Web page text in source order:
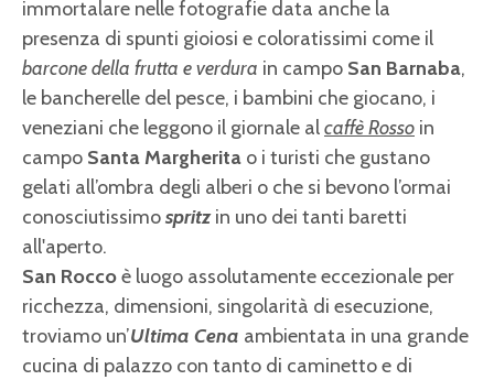
immortalare nelle fotografie data anche la
presenza di spunti gioiosi e coloratissimi come il
barcone della frutta e verdura in campo San Barnaba,
le bancherelle del pesce, i bambini che giocano, i
veneziani che leggono il giornale alcaffè Rosso in
campo Santa Margherita o i turisti che gustano
gelati all’ombra degli alberi o che si bevono l’ormai
conosciutissimospritzin uno dei tanti baretti
all'aperto.
San Roccoè luogo assolutamente eccezionale per
ricchezza, dimensioni, singolarità di esecuzione,
troviamo un’Ultima Cena ambientata in una grande
cucina di palazzo con tanto di caminetto e di